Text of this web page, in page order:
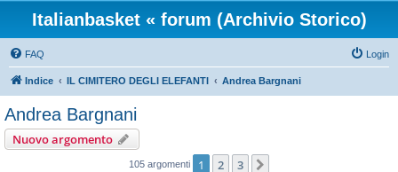
Italianbasket « forum (Archivio Storico)
FAQ Login
Indice IL CIMITERO DEGLI ELEFANTI Andrea Bargnani
Andrea Bargnani
Nuovo argomento
105 argomenti 1 2 3